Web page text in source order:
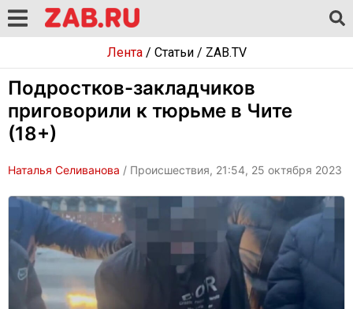
Лента/ Статьи/ ZAB.TV
Подростков-закладчиков
приговорили к тюрьме в Чите
(18+)
Наталья Селиванова / Происшествия, 21:54, 25 октября 2023